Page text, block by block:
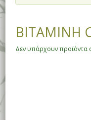
ΒΙΤΑΜΙΝΗ
Δεν υπάρχουν προϊόντα